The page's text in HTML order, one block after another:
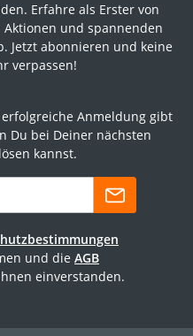
Erfahre als Erster von
Aktionen und spannenden
Jetzt abonnieren und keine
verpassen!
erfolgreiche Anmeldung gibt
Du bei Deiner nächsten
kannst.
und die AGB
einverstanden.